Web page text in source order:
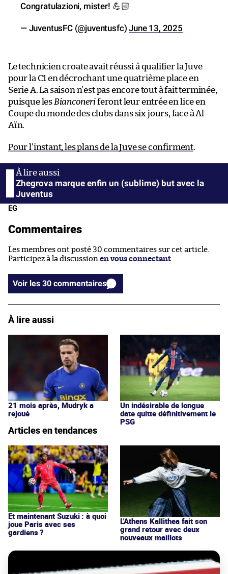
Congratulazioni, mister! 💪🏻
— JuventusFC (@juventusfc)June 13, 2025
Le technicien croate avait réussi à qualifier la Juve
pour la C1 en décrochant une quatrième place en
Serie A. La saison n’est pas encore tout à fait terminée,
puisque les Bianconeriferont leur entrée en lice en
Coupe du monde des clubs dans six jours, face à Al-
Aïn.
Pour l’instant, les plans de la Juve se confirment.
Zhegrova marque enfin un (sublime) but avec la
Juventus
EG
Commentaires
Les membres ont posté 30 commentaires sur cet article.
Participez à la discussion en vous connectant
Voir les 30 commentaires
À lire aussi
21 mois après, Mudryk a
rejoué
Un indésirable de longue
date quitte définitivement le
PSG
Articles en tendances
Et maintenant Suzuki : à quoi
joue Paris avec ses
gardiens ?
L'Athens Kallithea fait son
grand retour avec deux
nouveaux maillots